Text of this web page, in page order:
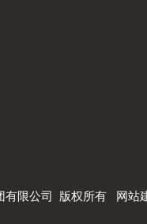
有限公司 版权所有
网站